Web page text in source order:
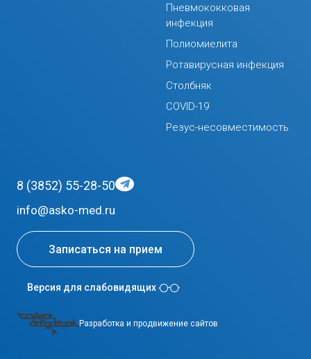
Пневмококковая
инфекция
Полиомиелита
Ротавирусная инфекция
Столбняк
COVID-19
Резус-несовместимость
8 (3852) 55-28-50
info@asko-med.ru
Записаться на прием
Версия для слабовидящих
Разработка и продвижение сайтов